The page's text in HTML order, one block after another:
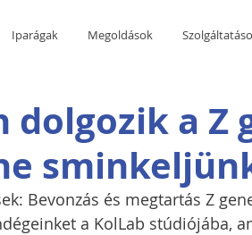
Iparágak Megoldások
dolgozik a Z
Bevonzás és megtartás Z
a KolLab stúdiójába,